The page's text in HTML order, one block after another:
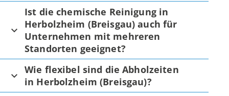
Ist die chemische Reinigung in
Herbolzheim (Breisgau) auch für
Unternehmen mit mehreren
Standorten geeignet?
Wie flexibel sind die Abholzeiten
in Herbolzheim (Breisgau)?